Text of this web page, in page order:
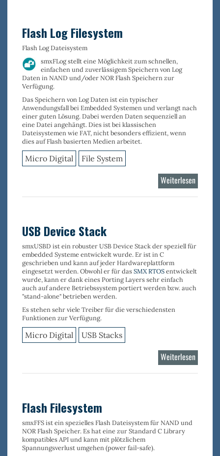
Flash Log Filesystem
Flash Log Dateisystem
smxFLog stellt eine Möglichkeit zum schnellen,
einfachen und zuverlässigemSpeichern von Log
Daten in NAND und/oder NOR Flash Speichern zur
Verfügung.
Das Speichern von Log Daten ist ein typischer
Anwendungsfall bei Embedded Systemen und verlangt nach
einer guten Lösung. Dabei werden Daten sequenziell an
eine Datei angehängt. Dies ist bei klassischen
Dateisystemen wie FAT, nicht besonders effizient, wenn
dies auf Flash basierten Medien arbeitet.
Micro Digital File System
Weiterlesen
Flash
USB Device Stack
smxUSBD ist ein robusterUSB Device Stackder speziell für
embedded Systeme entwickelt wurde. Er ist in C
geschrieben und kann auf jeder Hardwareplattform
eingesetzt werden. Obwohl er für dasSMX RTOSentwickelt
wurde, kann er dank eines Porting Layers sehr einfach
auch auf andere Betriebssystem portiert werden bzw. auch
"stand-alone" betrieben werden.
Es stehen sehr vieleTreiberfür die verschiedensten
Funktionen zur Verfügung.
Micro Digital USB Stacks
Weiterlesen
USB
Flash Filesystem
smxFFS ist ein speziellesFlash Dateisystem für NAND und
NOR Flash Speicher. Es hat eine zur Standard C Library
kompatibles API und kann mit plötzlichem
Spannungsverlust umgehen (power fail-safe).